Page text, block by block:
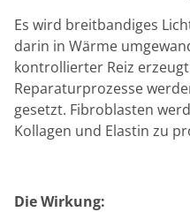
Es wird breitbandiges
darin in Wärme
kontrollierter Reiz
Reparaturprozesse
gesetzt. Fibroblasten
Kollagen und Elastin zu
Die Wirkung: